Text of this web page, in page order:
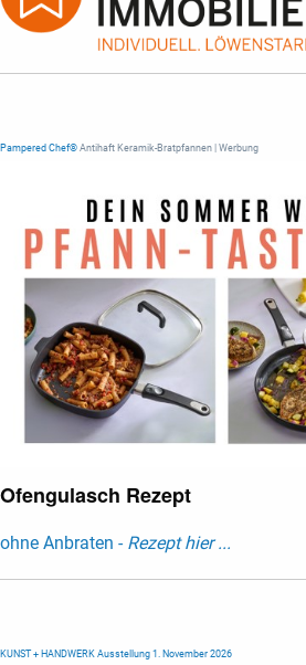
Pampered Chef® Antihaft Keramik-Bratpfannen | Werbung
Ofengulasch Rezept
ohne Anbraten - Rezept hier ...
KUNST + HANDWERK Ausstellung 1. November 2026